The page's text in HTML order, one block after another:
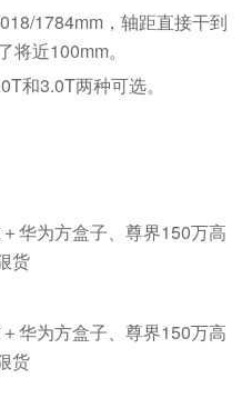
1784mm，轴距直接干到
近100mm。
和3.0T两种可选。